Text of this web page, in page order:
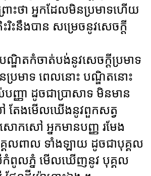
ោះថា អ្នកដែលមិនប្រមាទហើយ
រិះនឹងបាន សម្រេចនូវសេចក្តី
ឌិតកំចាត់បង់នូវសេចក្តីប្រមាទ
រមាទ ពេលនោះ បណ្ឌិតនោះ
ញា ដូចជាប្រាសាទ មិនមាន
តែងមើលឃើងនូវពួកសត្វ
ោកសៅ អ្នកមានបញ្ញ រមែង
លពាល ទាំងឡាយ ដូចជាបុគ្គល
ពូលភ្នំ មើលឃើញនូវ បុគ្គល